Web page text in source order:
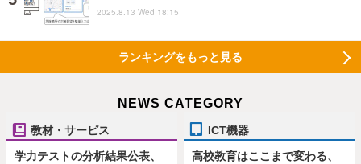
2025.8.13 Wed 18:15
ランキングをもっと見る
NEWS CATEGORY
教材・サービス
学力テストの分析結果公表、
ICT機器
高校教育はここまで変わる、